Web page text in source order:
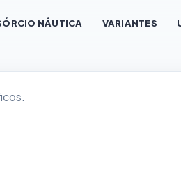
NÁUTICA VARIANTES